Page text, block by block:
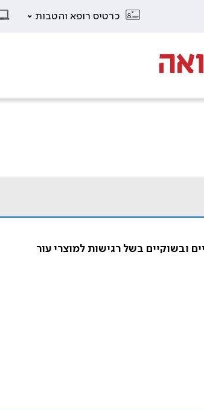
כרטיס רופא והטבות
ובשוקיים בשל רגישות למוצרי עור